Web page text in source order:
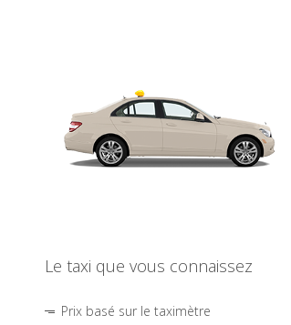
Le taxi que vous connaissez
Prix basé sur le taximètre